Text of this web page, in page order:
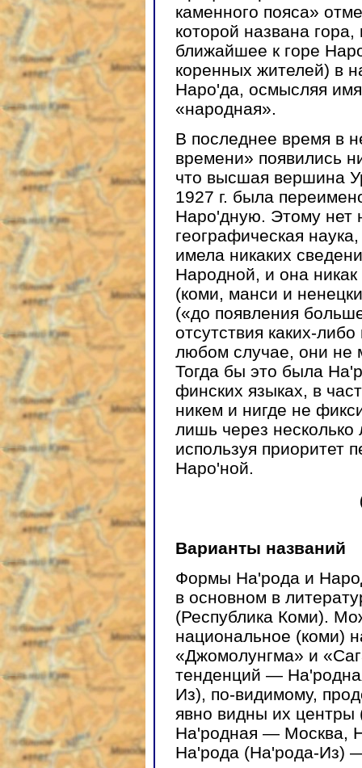
каменного пояса»
которой названа
ближайшее к горе
коренных жителей) в
Наро'да, осмысляя
«народная».
В последнее время в
времени» появились
что высшая вершина
1927 г. была
Наро'дную. Этому нет
географическая
имела никаких
Народной, и она
(коми, манси и
(«до появления
отсутствия каких-
любом случае, они не
Тогда бы это была
финских языках, в
никем и нигде не
лишь через несколько
используя приоритет
Наро'ной.
Варианты названий
Формы На'рода и
в основном в
(Республика Коми).
национальное (коми)
«Джомолунгма» и
тенденций —
Из), по-видимому,
явно видны их центры
На'родная — Москва,
На'рода (На'рода-Из)